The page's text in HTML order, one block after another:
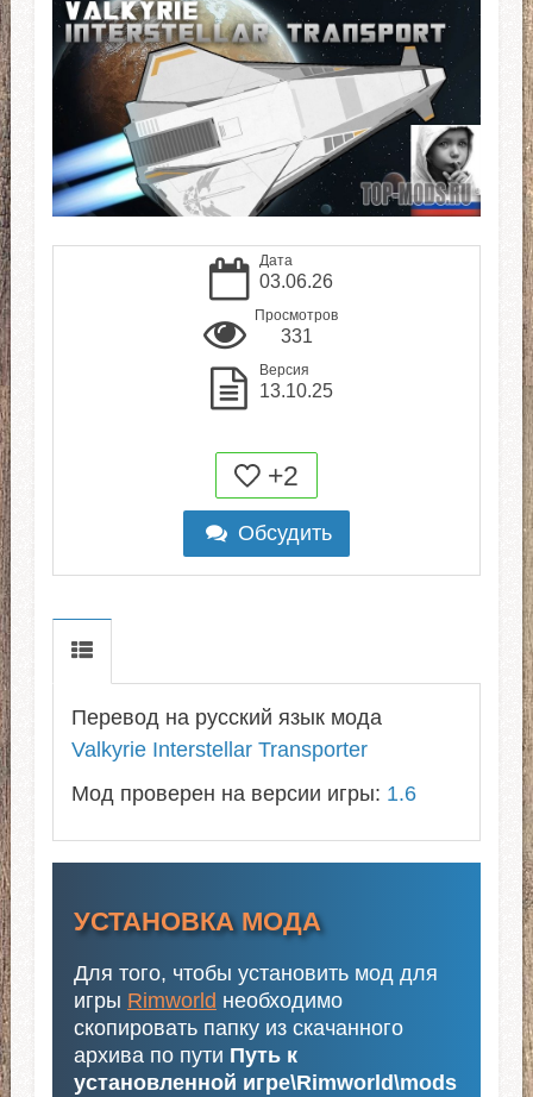
Дата
03.06.26
Просмотров
331
Версия
13.10.25
+2
Обсудить
Перевод на русский язык мода
Valkyrie Interstellar Transporter
Мод проверен на версии игры: 1.6
УСТАНОВКА МОДА
Для того, чтобы установить мод для
игры Rimworld необходимо
скопировать папку из скачанного
архива по пути Путь к
установленной игре\Rimworld\mods